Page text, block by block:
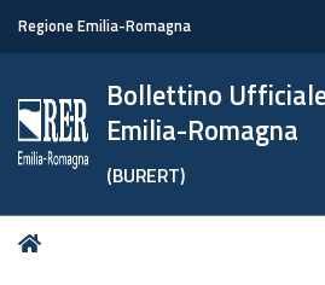
Regione Emilia-Romagna
Bollettino
Emilia-Romagna
(BURERT)
Tu